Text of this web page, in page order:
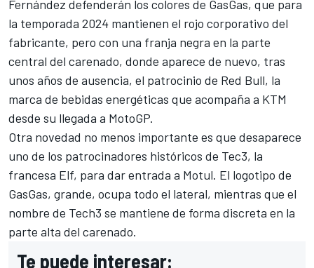
Fernández defenderán los colores de GasGas, que para
la temporada 2024 mantienen el rojo corporativo del
fabricante, pero con una franja negra en la parte
central del carenado, donde aparece de nuevo, tras
unos años de ausencia, el patrocinio de Red Bull, la
marca de bebidas energéticas que acompaña a KTM
desde su llegada a MotoGP.
Otra novedad no menos importante es que desaparece
uno de los patrocinadores históricos de Tec3, la
francesa Elf, para dar entrada a Motul. El logotipo de
GasGas, grande, ocupa todo el lateral, mientras que el
nombre de Tech3 se mantiene de forma discreta en la
parte alta del carenado.
Te puede interesar: